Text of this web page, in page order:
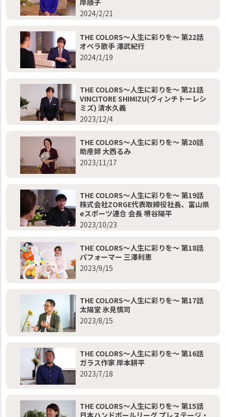
岸順子
2024/2/21
THE COLORS～人生に彩りを～ 第22話
オペラ歌手 澤武紀行
2024/1/19
THE COLORS～人生に彩りを～ 第21話
VINCITORE SHIMIZU(ヴィンチトーレシ
ミズ) 清水久義
2023/12/4
THE COLORS～人生に彩りを～ 第20話
助産師 大西るみ
2023/11/17
THE COLORS～人生に彩りを～ 第19話
株式会社ZORGE代表取締役社長、富山県
eスポーツ連合 会長 堺谷陽平
2023/10/23
THE COLORS～人生に彩りを～ 第18話
パフォーマー 三澤利恵
2023/9/15
THE COLORS～人生に彩りを～ 第17話
太陽堂 氷見慎司
2023/8/15
THE COLORS～人生に彩りを～ 第16話
ガラス作家 岸本耕平
2023/7/18
THE COLORS～人生に彩りを～ 第15話
日本ハンドボールリーグ プレステージ・